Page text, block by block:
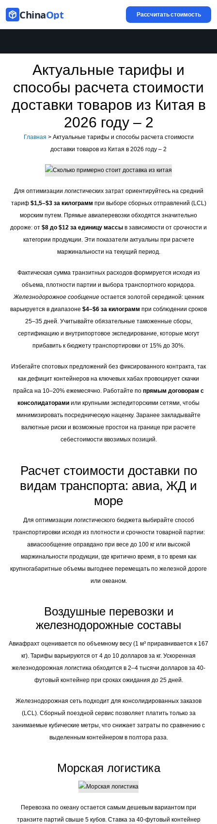
ChinaOpt Рассчитать стоимость
Актуальные тарифы и
способы расчета стоимости
доставки товаров из Китая в
2026 году – 2
Главная > Актуальные тарифы и способы расчета стоимости
доставки товаров из Китая в 2026 году – 2
Для оптимизации логистических затрат ориентируйтесь на средний
тариф $1,5–$3 за килограмм при выборе сборных отправлений (LCL)
морским путем. Прямые авиаперевозки обходятся значительно
дороже: от $8 до $12 за единицу массы в зависимости от срочности и
категории продукции. Эти показатели актуальны при расчете
маржинальности на текущий период.
Фактическая сумма транзитных расходов формируется исходя из
объема, плотности партии и выбора транспортного коридора.
Железнодорожное сообщениеостается золотой серединой: ценник
варьируется в диапазоне $4–$6 за килограмм при соблюдении сроков
25–35 дней. Учитывайте обязательные таможенные сборы,
сертификацию и внутрипортовое экспедирование, которые могут
прибавить к бюджету транспортировки от 15% до 30%.
Избегайте спотовых предложений без фиксированного контракта, так
как дефицит контейнеров на ключевых хабах провоцирует скачки
прайса на 10–20% ежемесячно. Работайте по прямым договорам с
консолидаторами или крупными экспедиторскими сетями, чтобы
минимизировать посредническую наценку. Заранее закладывайте
валютные риски и возможные простои на границе при расчете
себестоимости ввозимых позиций.
Расчет стоимости доставки по
видам транспорта: авиа, ЖД и
море
Для оптимизации логистического бюджета выбирайте способ
транспортировки исходя из плотности и срочности товарной партии:
авиасообщение оправдано при весе до 100 кг или высокой
маржинальности продукции, где критично время, в то время как
крупногабаритные объемы выгоднее перемещать по железной дороге
или океаном.
Воздушные перевозки и
железнодорожные составы
Авиафрахт оценивается по объемному весу (1 м³ приравнивается к 167
кг). Тарифы варьируются от 4 до 10 долларов за кг. Ускоренная
железнодорожная логистика обходится в 2–4 тысячи долларов за 40-
футовый контейнер при сроках ожидания до 25 дней.
Железнодорожная сеть подходит для консолидированных заказов
(LCL). Сборный поездной сервис позволяет платить только за
занимаемые кубические метры, что снижает затраты по сравнению с
выделенным контейнером в полтора раза.
Морская логистика
Перевозка по океану остается самым дешевым вариантом при
транзите партий свыше 5 кубов. Ставка за 40-футовый контейнер